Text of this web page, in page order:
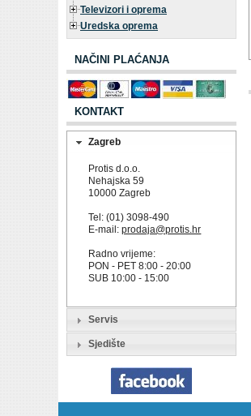
Televizori i oprema
Uredska oprema
NAČINI PLAĆANJA
KONTAKT
Zagreb
Protis d.o.o.
Nehajska 59
10000 Zagreb
Tel: (01) 3098-490
E-mail:prodaja@protis.hr
Radno vrijeme:
PON - PET 8:00 - 20:00
SUB 10:00 - 15:00
Servis
Sjedište